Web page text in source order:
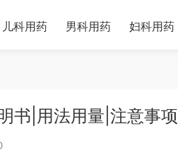
儿科用药 男科用药 妇科用药
书|用法用量|注意事项